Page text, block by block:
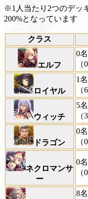
※1人当たり2つのデッ
200%となっています
クラス
エルフ
0名
（
ロイヤル
1名
（
ウィッチ
5名
（
ドラゴン
0名
（
ネクロマンサ
ー
0名
（
8名